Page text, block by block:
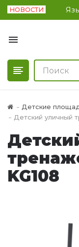
НОВОСТИ
Детские
Детский уличный
KG108